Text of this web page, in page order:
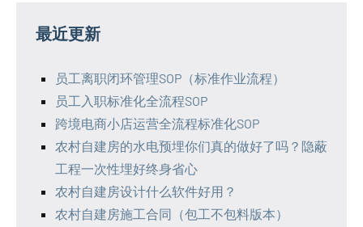
最近更新
员工离职闭环管理SOP（标准作业流程）
员工入职标准化全流程SOP
跨境电商小店运营全流程标准化SOP
农村自建房的水电预埋你们真的做好了吗？隐蔽
工程一次性埋好终身省心
农村自建房设计什么软件好用？
农村自建房施工合同（包工不包料版本）